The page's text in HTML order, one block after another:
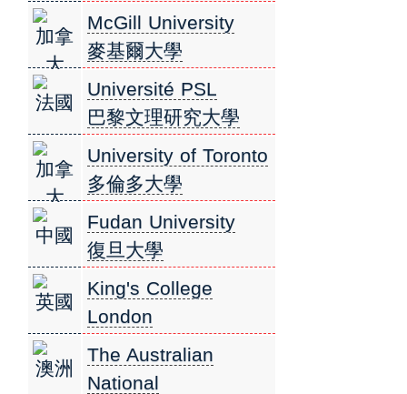
雪梨大學
加拿
大
McGill University
麥基爾大學
法國
Université PSL
巴黎文理研究大學
加拿
大
University of Toronto
多倫多大學
中國
Fudan University
復旦大學
英國
King's College
London
倫敦國王學院
澳洲
The Australian
National